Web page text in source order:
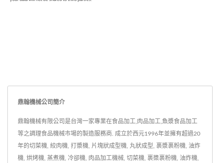
鼎翰機械公司簡介
鼎翰機械有限公司是台灣一家專業在食品加工,肉品加工,魚漿食品加工
等之調理食品機械市場的製造服務商. 成立於西元1996年並擁有超過20
年的切菜機, 絞肉機, 打漿機, 片塊狀成型機, 丸狀成型, 裹漿裹粉機, 油炸
機, 烘烤機, 蒸煮機, 冷卻機, 肉品加工機械, 切菜機, 裹槳裹粉機, 油炸機,